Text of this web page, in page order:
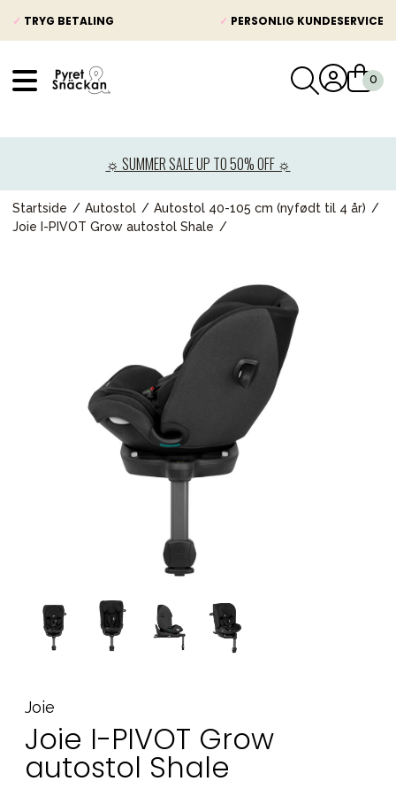
✓ TRYG BETALING ✓ PERSONLIG KUNDESERVICE
☼ SUMMER SALE UP TO 50% OFF ☼
Startside Autostol
Autostol 40-105 cm (nyfødt til 4 år)
Joie I-PIVOT Grow autostol Shale
Joie
Joie I-PIVOT Grow
autostol Shale
Barnevogne
Autostole
Legetøj og spil
Mor & Far
Møbler & sengetøj
Tilbehør
Reservedele
Kampagner
Mærker
Sol og svømning Outlet